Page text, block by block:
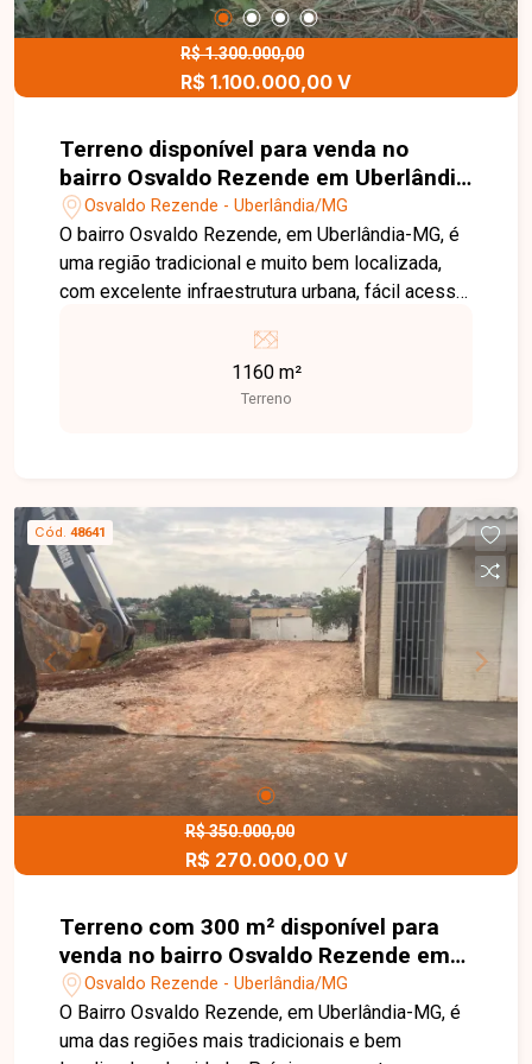
R$ 1.300.000,00
R$ 1.100.000,00 V
Terreno disponível para venda no
bairro Osvaldo Rezende em Uberlândia
- MG.
Osvaldo Rezende - Uberlândia/MG
O bairro Osvaldo Rezende, em Uberlândia-MG, é
uma região tradicional e muito bem localizada,
com excelente infraestrutura urbana, fácil acesso
escolas, UAI e serviços essenciais, sendo uma
área de constante valorização. Terreno à venda
com 1.160 m² de área total, 100% plano, cercado
ideal para investidores e construtores que
buscam área para edifícios ou empreendimentos
residenciais. Uma excelente oportunidade para
quem busca investimento seguro em uma região
valorizada da cidade. Entre em contato e saiba
mais sobre este terreno.
1160 m²
Terreno
Cód. 48641
R$ 350.000,00
R$ 270.000,00 V
Terreno com 300 m² disponível para
venda no bairro Osvaldo Rezende em
Uberlândia-MG
Osvaldo Rezende - Uberlândia/MG
O Bairro Osvaldo Rezende, em Uberlândia-MG, é
uma das regiões mais tradicionais e bem